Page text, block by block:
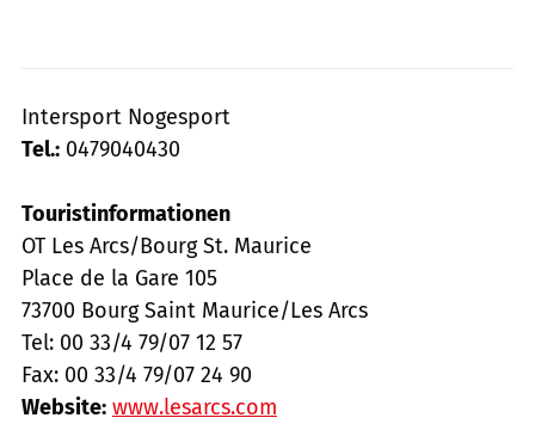
Intersport Nogesport
Tel.: 0479040430
Touristinformationen
OT Les Arcs/Bourg St. Maurice
Place de la Gare 105
73700 Bourg Saint Maurice/Les Arcs
Tel: 00 33/4 79/07 12 57
Fax: 00 33/4 79/07 24 90
Website: www.lesarcs.com